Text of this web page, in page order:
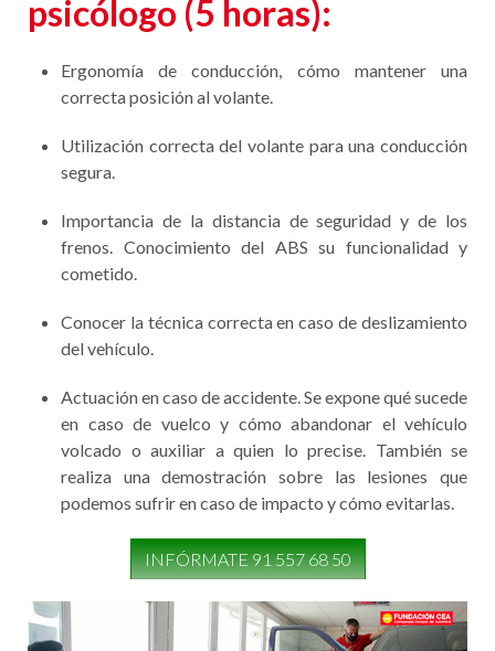
psicólogo (5 horas):
Ergonomía de conducción, cómo mantener una
correcta posición al volante.
Utilización correcta del volante para una conducción
segura.
Importancia de la distancia de seguridad y de los
frenos. Conocimiento del ABS su funcionalidad y
cometido.
Conocer la técnica correcta en caso de deslizamiento
del vehículo.
Actuación en caso de accidente. Se expone qué sucede
en caso de vuelco y cómo abandonar el vehículo
volcado o auxiliar a quien lo precise. También se
realiza una demostración sobre las lesiones que
podemos sufrir en caso de impacto y cómo evitarlas.
INFÓRMATE 91 557 68 50